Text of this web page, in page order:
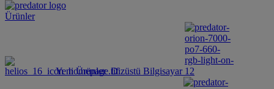
Ürünler
Yeni Ürünler Dizüstü Bilgisayar